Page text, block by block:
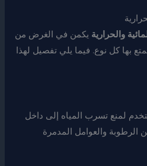
والحرارية يكمن في الغرض من
بها كل نوع. فيما يلي تفصيل لهذا
لمنع تسرب المياه إلى داخل
الرطوبة والعوامل المدمرة